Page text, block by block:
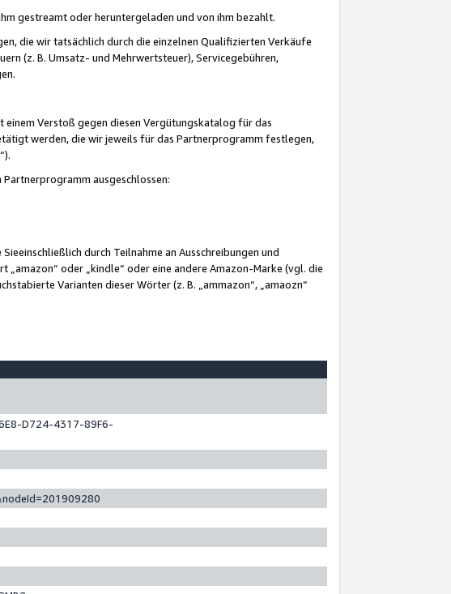
gestreamt oder heruntergeladen und von ihm bezahlt.
die wir tatsächlich durch die einzelnen Qualifizierten Verkäufe
(z. B. Umsatz- und Mehrwertsteuer), Servicegebühren,
Verstoß gegen diesen Vergütungskatalog für das
werden, die wir jeweils für das Partnerprogramm festlegen,
“).
ausgeschlossen:
durch Teilnahme an Ausschreibungen und
oder „kindle“ oder eine andere Amazon-Marke (vgl. die
Varianten dieser Wörter (z. B. „ammazon“, „amaozn“
D724-4317-89F6-